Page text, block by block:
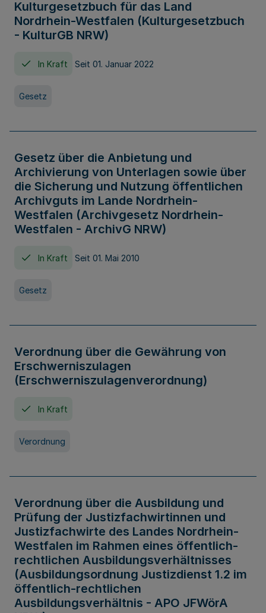
Kulturgesetzbuch für das Land
Nordrhein-Westfalen (Kulturgesetzbuch
- KulturGB NRW)
In Kraft Seit 01. Januar 2022
Gesetz
Gesetz über die Anbietung und
Archivierung von Unterlagen sowie über
die Sicherung und Nutzung öffentlichen
Archivguts im Lande Nordrhein-
Westfalen (Archivgesetz Nordrhein-
Westfalen - ArchivG NRW)
In Kraft Seit 01. Mai 2010
Gesetz
Verordnung über die Gewährung von
Erschwerniszulagen
(Erschwerniszulagenverordnung)
In Kraft
Verordnung
Verordnung über die Ausbildung und
Prüfung der Justizfachwirtinnen und
Justizfachwirte des Landes Nordrhein-
Westfalen im Rahmen eines öffentlich-
rechtlichen Ausbildungsverhältnisses
(Ausbildungsordnung Justizdienst 1.2 im
öffentlich-rechtlichen
Ausbildungsverhältnis - APO JFWörA